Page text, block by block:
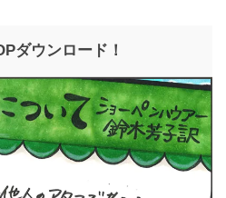
ダウンロード！